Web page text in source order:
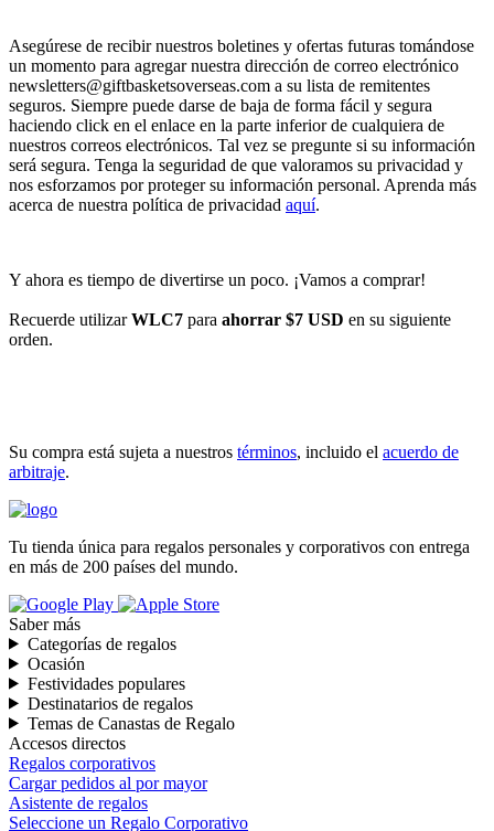
Asegúrese de recibir nuestros boletines y ofertas futuras tomándose
un momento para agregar nuestra dirección de correo electrónico
newsletters@giftbasketsoverseas.com a su lista de remitentes
seguros. Siempre puede darse de baja de forma fácil y segura
haciendo click en el enlace en la parte inferior de cualquiera de
nuestros correos electrónicos. Tal vez se pregunte si su información
será segura. Tenga la seguridad de que valoramos su privacidad y
nos esforzamos por proteger su información personal. Aprenda más
acerca de nuestra política de privacidad aquí.
Y ahora es tiempo de divertirse un poco. ¡Vamos a comprar!
Recuerde utilizarWLC7 para ahorrar $7 USD en su siguiente
orden.
Su compra está sujeta a nuestros términos, incluido el acuerdo de
arbitraje.
Tu tienda única para regalos personales y corporativos con entrega
en más de 200 países del mundo.
Saber más
Categorías de regalos
Ocasión
Festividades populares
Destinatarios de regalos
Temas de Canastas de Regalo
Accesos directos
Regalos corporativos
Cargar pedidos al por mayor
Asistente de regalos
Seleccione un Regalo Corporativo